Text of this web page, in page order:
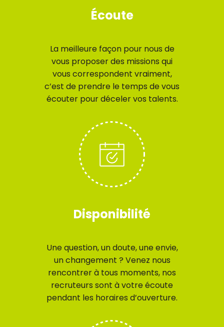
Écoute
La meilleure façon pour nous de
vous proposer des missions qui
vous correspondent vraiment,
c’est de prendre le temps de vous
écouter pour déceler vos talents.
Disponibilité
Une question, un doute, une envie,
un changement ? Venez nous
rencontrer à tous moments, nos
recruteurs sont à votre écoute
pendant les horaires d’ouverture.